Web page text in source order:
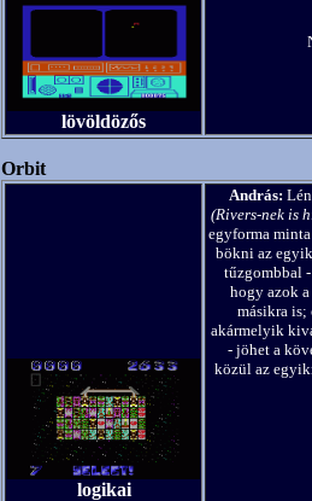
lövöldözős
Orbit
logikai
András:
(Rivers-nek is
egyforma
bökni az
tűzgombbal
hogy azok
másikra is;
akármelyik
- jöhet a
közül az